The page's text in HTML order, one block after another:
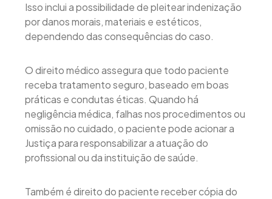
Isso inclui a possibilidade de pleitear indenização
por danos morais, materiais e estéticos,
dependendo das consequências do caso.
O direito médico assegura que todo paciente
receba tratamento seguro, baseado em boas
práticas e condutas éticas. Quando há
negligência médica, falhas nos procedimentos ou
omissão no cuidado, o paciente pode acionar a
Justiça para responsabilizar a atuação do
profissional ou da instituição de saúde.
Também é direito do paciente receber cópia do